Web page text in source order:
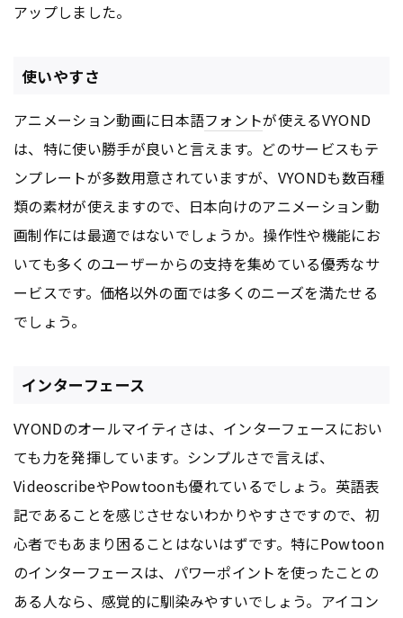
アップしました。
使いやすさ
アニメーション動画に日本語フォントが使えるVYOND
は、特に使い勝手が良いと言えます。どのサービスもテ
ンプレートが多数用意されていますが、VYONDも数百種
類の素材が使えますので、日本向けのアニメーション動
画制作には最適ではないでしょうか。操作性や機能にお
いても多くのユーザーからの支持を集めている優秀なサ
ービスです。価格以外の面では多くのニーズを満たせる
でしょう。
インターフェース
VYONDのオールマイティさは、インターフェースにおい
ても力を発揮しています。シンプルさで言えば、
VideoscribeやPowtoonも優れているでしょう。英語表
記であることを感じさせないわかりやすさですので、初
心者でもあまり困ることはないはずです。特にPowtoon
のインターフェースは、パワーポイントを使ったことの
ある人なら、感覚的に馴染みやすいでしょう。アイコン